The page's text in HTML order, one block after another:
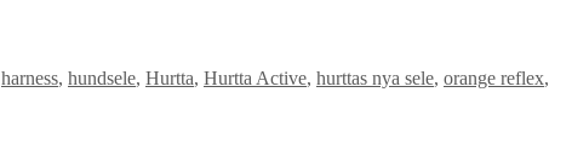
harness, hundsele, Hurtta, Hurtta Active, hurttas nya sele, orange reflex,